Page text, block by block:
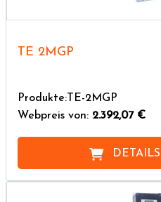
TE 2MGP
Produkte:TE-2MGP
Webpreis von: 2.392,07 €